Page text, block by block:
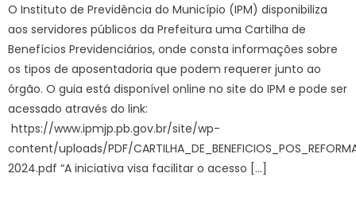
O Instituto de Previdência do Município (IPM) disponibiliza
aos servidores públicos da Prefeitura uma Cartilha de
Benefícios Previdenciários, onde consta informações sobre
os tipos de aposentadoria que podem requerer junto ao
órgão. O guia está disponível online no site do IPM e pode ser
acessado através do link:
https://www.ipmjp.pb.gov.br/site/wp-
content/uploads/PDF/
2024.pdf “A iniciativa visa facilitar o acesso […]